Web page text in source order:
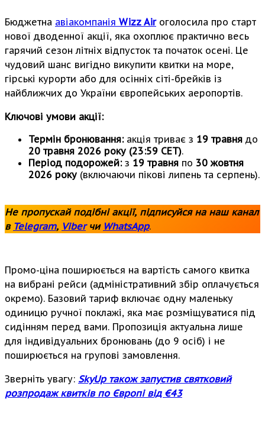
Бюджетна авіакомпанія Wizz Airоголосила про старт
нової дводенної акції, яка охоплює практично весь
гарячий сезон літніх відпусток та початок осені. Це
чудовий шанс вигідно викупити квитки на море,
гірські курорти або для осінніх сіті-брейків із
найближчих до України європейських аеропортів.
Ключові умови акції:
Термін бронювання:акція триває з 19 травня до
20 травня 2026 року (23:59 CET).
Період подорожей:з 19 травня по 30 жовтня
2026 року (включаючи пікові липень та серпень).
Не пропускай подібні акції, підписуйся на наш канал
в Telegram, Viber чи WhatsApp.
Промо-ціна поширюється на вартість самого квитка
на вибрані рейси (адміністративний збір оплачується
окремо). Базовий тариф включає одну маленьку
одиницю ручної поклажі, яка має розміщуватися під
сидінням перед вами. Пропозиція актуальна лише
для індивідуальних бронювань (до 9 осіб) і не
поширюється на групові замовлення.
Зверніть увагу: SkyUp також запустив святковий
розпродаж квитків по Європі від €43